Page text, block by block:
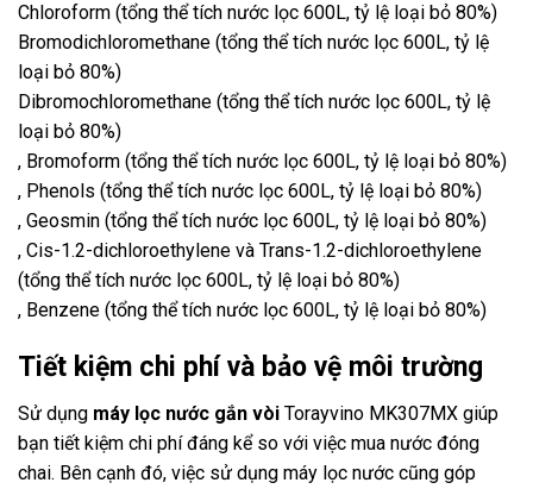
Chloroform (tổng thể tích nước lọc 600L, tỷ lệ loại bỏ 80%)
Bromodichloromethane (tổng thể tích nước lọc 600L, tỷ lệ
loại bỏ 80%)
Dibromochloromethane (tổng thể tích nước lọc 600L, tỷ lệ
loại bỏ 80%)
, Bromoform (tổng thể tích nước lọc 600L, tỷ lệ loại bỏ 80%)
, Phenols (tổng thể tích nước lọc 600L, tỷ lệ loại bỏ 80%)
, Geosmin (tổng thể tích nước lọc 600L, tỷ lệ loại bỏ 80%)
, Cis-1.2-dichloroethylene và Trans-1.2-dichloroethylene
(tổng thể tích nước lọc 600L, tỷ lệ loại bỏ 80%)
, Benzene (tổng thể tích nước lọc 600L, tỷ lệ loại bỏ 80%)
Tiết kiệm chi phí và bảo vệ môi trường
Sử dụng máy lọc nước gắn vòi Torayvino MK307MX giúp
bạn tiết kiệm chi phí đáng kể so với việc mua nước đóng
chai. Bên cạnh đó, việc sử dụng máy lọc nước cũng góp